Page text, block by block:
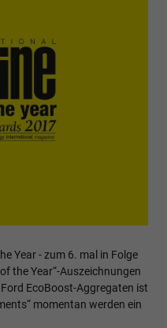
Year - zum 6. mal in Folge
the Year“-Auszeichnungen
EcoBoost-Aggregaten ist
momentan werden ein